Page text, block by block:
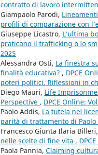
contratto di lavoro
Giampaolo Parodi,
profili di comparazione con
Giuseppe Licastro, L’ultima
praticano il trafficking o lo
2025
Alessandra Osti, La finestra
finalità educativa? , DPCE
poteri politici. Riflessioni in
Diego Mauri, Life
Perspective , DPCE Online:
Paolo Addis, La tutela nel
parità di trattamento di Paolo
Francesco Giunta Ilaria Billeri,
nelle scelte di fine vita ,
Paola Pannia, Claiming